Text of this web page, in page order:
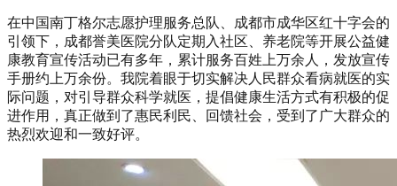
在中国南丁格尔志愿护理服务总队、成都市成华区红十字会的
引领下，成都誉美医院分队定期入社区、养老院等开展公益健
康教育宣传活动已有多年，累计服务百姓上万余人，发放宣传
手册约上万余份。我院着眼于切实解决人民群众看病就医的实
际问题，对引导群众科学就医，提倡健康生活方式有积极的促
进作用，真正做到了惠民利民、回馈社会，受到了广大群众的
热烈欢迎和一致好评。